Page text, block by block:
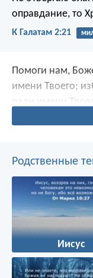
оправдание, то
К Галатам 2:21
Помоги нам,
имени Твоего;
ради имени
Родственные
Иисус